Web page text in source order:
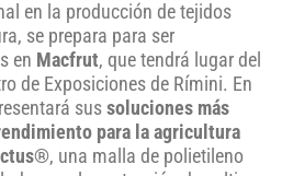
en la producción de tejidos
se prepara para ser
en Macfrut, que tendrá lugar del
de Exposiciones de Rímini. En
sus soluciones más
para la agricultura
, una malla de polietileno